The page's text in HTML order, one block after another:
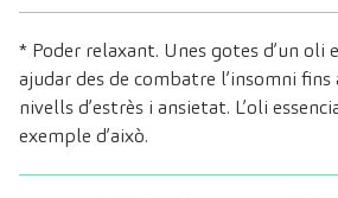
* Poder relaxant. Unes gotes d’un oli
ajudar des de combatre l’insomni
nivells d’estrès i ansietat. L’oli
exemple d’això.